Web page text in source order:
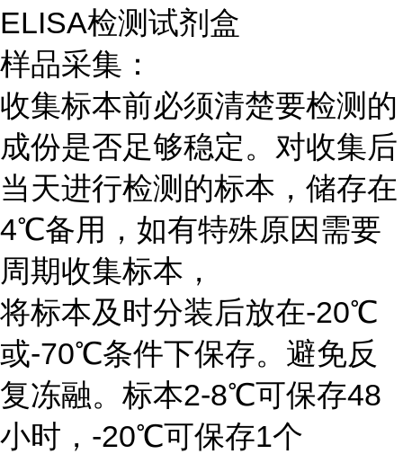
ELISA检测试剂盒
样品采集：
收集标本前必须清楚要检测的
成份是否足够稳定。对收集后
当天进行检测的标本，储存在
4℃备用，如有特殊原因需要
周期收集标本，
将标本及时分装后放在-20℃
或-70℃条件下保存。避免反
复冻融。标本2-8℃可保存48
小时，-20℃可保存1个